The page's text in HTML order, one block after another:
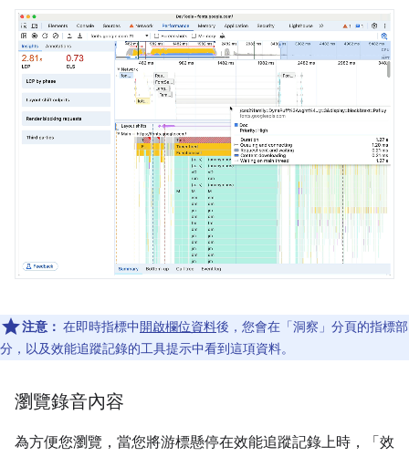
注意： 在即時指標中開啟欄位資料後，您會在「洞察」 分頁的指標部
分，以及效能追蹤記錄的工具提示中看到這項資料。
瀏覽錄音內容
為方便您瀏覽，當您將游標懸停在效能追蹤記錄上時，「效